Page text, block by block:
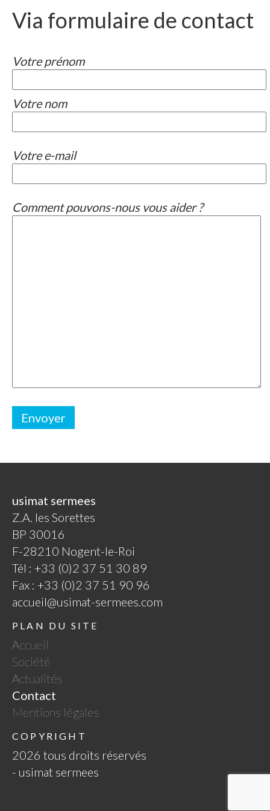
Via formulaire de contact
Votre prénom
Votre nom
Votre e-mail
Comment pouvons-nous vous aider ?
usimat sermees
Z.A. les Sorettes
BP 30016
F-28210 Nogent-le-Roi
Tél : +33 (0)2 37 51 30 89
Fax : +33 (0)2 37 51 90 96
accueil@usimat-sermees.com
PLAN DU SITE
Accueil
Société
Actualités
Contact
Mentions légales
COPYRIGHT
2026 tous droits réservés
- usimat sermees